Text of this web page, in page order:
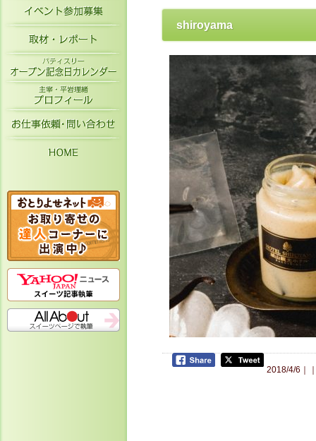
イベント参加募集
取材・レポート
パティスリーオープン記念日カレン
主宰・平岩理緒プロフィール
お仕事依頼・お問い合わせ
shiroyama
2018/4/6｜